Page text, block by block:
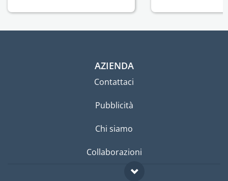
AZIENDA
Contattaci
Pubblicità
Chi siamo
Collaborazioni